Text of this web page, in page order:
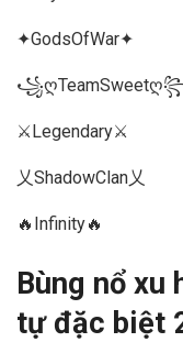
✦GodsOfWar✦
⚔️Legendary⚔️
乂ShadowClan乂
🔥Infinity🔥
Bùng nổ xu
tự đặc biệt